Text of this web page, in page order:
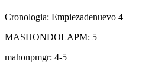
Cronologia: Empiezadenuevo 4
MASHONDOLAPM: 5
mahonpmgr: 4-5